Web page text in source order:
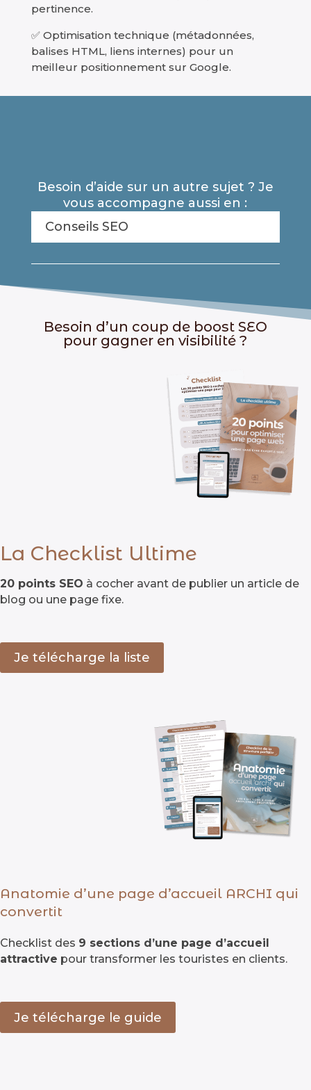
pertinence.
✅ Optimisation technique (métadonnées,
balises HTML, liens internes) pour un
meilleur positionnement sur Google.
Besoin d’aide sur un autre sujet ? Je
vous accompagne aussi en :
Conseils SEO
Besoin d’un coup de boost SEO
pour gagner en visibilité ?
La Checklist Ultime
20 points SEO à cocher avant de publier un article de
blog ou une page fixe.
Je télécharge la liste
Anatomie d’une page d’accueil ARCHI qui
convertit
Checklist des 9 sections d’une page d’accueil
attractive pour transformer les touristes en clients.
Je télécharge le guide